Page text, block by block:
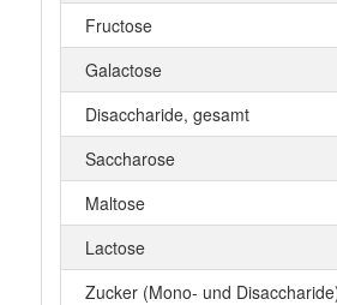
Fructose
Galactose
Disaccharide, gesamt
Saccharose
Maltose
Lactose
Zucker (Mono- und